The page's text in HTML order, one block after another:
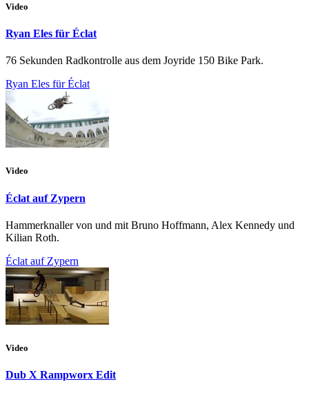
Video
Ryan Eles für Éclat
76 Sekunden Radkontrolle aus dem Joyride 150 Bike Park.
Ryan Eles für Éclat
Video
Éclat auf Zypern
Hammerknaller von und mit Bruno Hoffmann, Alex Kennedy und
Kilian Roth.
Éclat auf Zypern
Video
Dub X Rampworx Edit